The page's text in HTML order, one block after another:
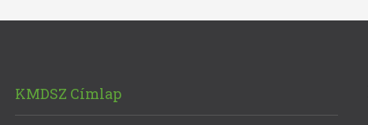
KMDSZ Címlap